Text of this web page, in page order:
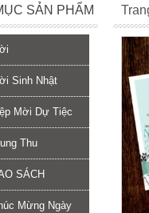
SẢN PHẨM
Sinh Nhật
Mời Dự Tiệc
Thu
SÁCH
Mừng Ngày